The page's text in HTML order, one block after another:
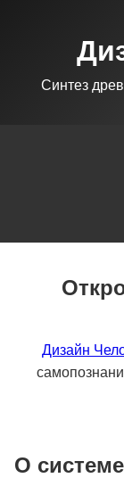
Синтез
Дизайн
О